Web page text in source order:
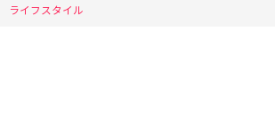
ライフスタイル